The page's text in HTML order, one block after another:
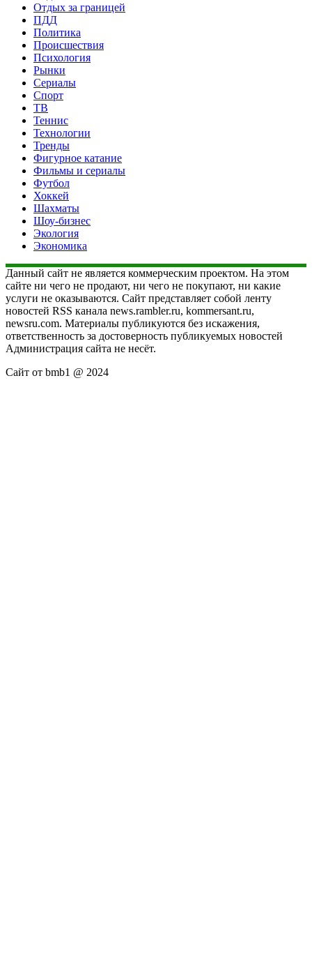
Отдых за границей
ПДД
Политика
Происшествия
Психология
Рынки
Сериалы
Спорт
ТВ
Теннис
Технологии
Тренды
Фигурное катание
Фильмы и сериалы
Футбол
Хоккей
Шахматы
Шоу-бизнес
Экология
Экономика
Данный сайт не является коммерческим проектом. На этом
сайте ни чего не продают, ни чего не покупают, ни какие
услуги не оказываются. Сайт представляет собой ленту
новостей RSS канала news.rambler.ru, kommersant.ru,
newsru.com. Материалы публикуются без искажения,
ответственность за достоверность публикуемых новостей
Администрация сайта не несёт.
Сайт от bmb1 @ 2024